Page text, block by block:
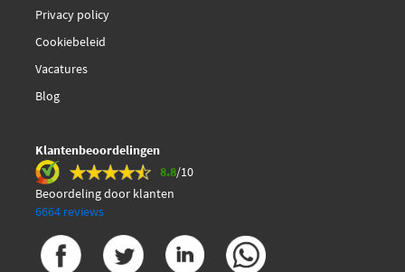
Privacy policy
Cookiebeleid
Vacatures
Blog
Klantenbeoordelingen
8.8/10
Beoordeling door klanten
6664 reviews